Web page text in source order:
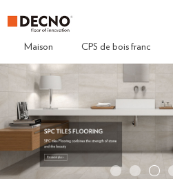
Maison CPS de bois franc